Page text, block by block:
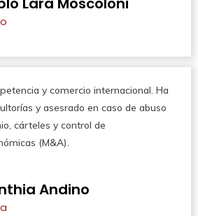
y comercio internacional. Ha
y asesrado en caso de abuso
cárteles y control de
(M&A).
Andino